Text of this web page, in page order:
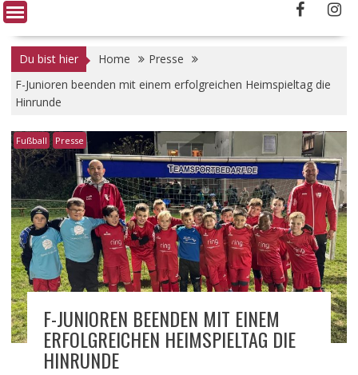
Du bist hier Home
Presse
F-Junioren beenden mit einem erfolgreichen Heimspieltag die
Hinrunde
Fußball Presse
F-JUNIOREN BEENDEN MIT EINEM
ERFOLGREICHEN HEIMSPIELTAG DIE
HINRUNDE